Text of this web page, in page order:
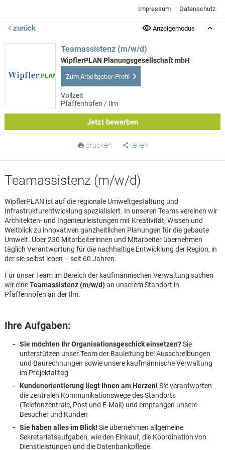
Impressum | Datenschutz
zurück Anzeigemodus
Teamassistenz (m/w/d)
WipflerPLAN Planungsgesellschaft mbH
Zum Arbeitgeber-Profil
Vollzeit
Pfaffenhofen / Ilm
Jetzt bewerben
drucken teilen
Teamassistenz (m/w/d)
WipflerPLAN ist auf die regionale Umweltgestaltung und
Infrastrukturentwicklung spezialisiert. In unseren Teams vereinen wir
Architekten- und Ingenieurleistungen mit Kreativität, Wissen und
Weitblick zu innovativen ganzheitlichen Planungen für die gebaute
Umwelt. Über 230 Mitarbeiterinnen und Mitarbeiter übernehmen
täglich Verantwortung für die nachhaltige Entwicklung der Region, in
der sie selbst leben – seit 60 Jahren.
Für unser Team im Bereich der kaufmännischen Verwaltung suchen
wir eineTeamassistenz (m/w/d)an unserem Standort in
Pfaffenhofen an der Ilm.
Ihre Aufgaben:
Sie möchten Ihr Organisationsgeschick einsetzen?Sie
unterstützen unser Team der Bauleitung bei Ausschreibungen
und Baurechnungen sowie unsere kaufmännische Verwaltung
im Projektalltag
Kundenorientierung liegt Ihnen am Herzen! Sie verantworten
die zentralen Kommunikationswege des Standorts
(Telefonzentrale, Post und E-Mail) und empfangen unsere
Besucher und Kunden
Sie haben alles im Blick! Sie übernehmen allgemeine
Sekretariatsaufgaben, wie den Einkauf, die Koordination von
Dienstleistungen und die Datenbankpflege